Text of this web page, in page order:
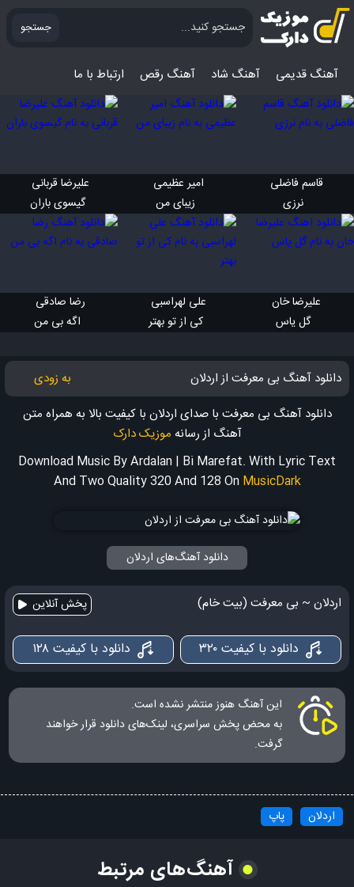
جستجو
آهنگ قدیمی آهنگ‌ شاد آهنگ رقص ارتباط با ما
قاسم فاضلی
نرزی
امیر عظیمی
زیبای من
علیرضا قربانی
گیسوی باران
علیرضا خان
گل یاس
علی لهراسبی
کی از تو بهتر
رضا صادقی
اگه بی من
دانلود آهنگ بی معرفت از اردلان
به زودی
دانلود آهنگ بی معرفت با صدای اردلان با کیفیت بالا به همراه متن
آهنگ از رسانه موزیک دارک
Download Music By Ardalan | Bi Marefat. With Lyric Text
And Two Quality 320 And 128 On MusicDark
دانلود آهنگ‌های اردلان
اردلان ~ بی معرفت (بیت خام) پخش آنلاین
دانلود با کیفیت ۳۲۰ دانلود با کیفیت ۱۲۸
این آهنگ هنوز منتشر نشده است.
به محض پخش سراسری، لینک‌های دانلود قرار خواهند
گرفت.
اردلان پاپ
آهنگ‌های مرتبط